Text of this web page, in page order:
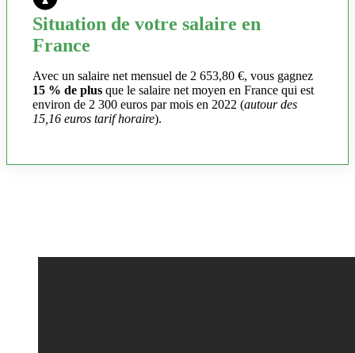
Situation de votre salaire en
France
Avec un salaire net mensuel de 2 653,80 €, vous gagnez
15 % de plus que le salaire net moyen en France qui est
environ de 2 300 euros par mois en 2022 (autour des
15,16 euros tarif horaire).